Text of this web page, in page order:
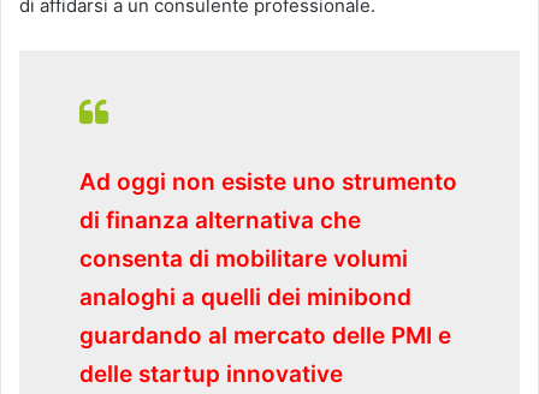
di affidarsi a un consulente professionale.
Ad oggi non esiste uno strumento
di finanza alternativa che
consenta di mobilitare volumi
analoghi a quelli dei minibond
guardando al mercato delle PMI e
delle startup innovative